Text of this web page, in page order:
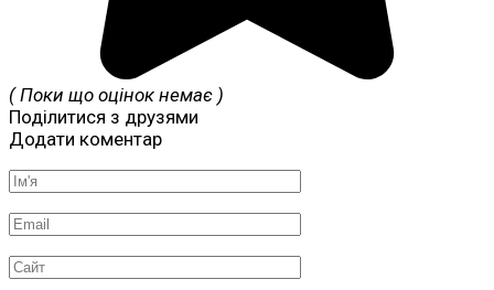
( Поки що оцінок немає )
Поділитися з друзями
Додати коментар
Ім'я
Email
Сайт